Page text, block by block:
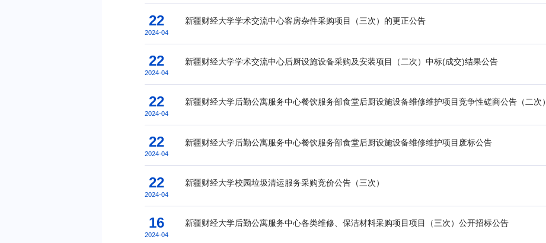
22
2024-04
新疆财经大学学术交流中心客房杂件采购项目（三次）的更正公告
22
2024-04
新疆财经大学学术交流中心后厨设施设备采购及安装项目（二次）中标(成交)结果公告
22
2024-04
新疆财经大学后勤公寓服务中心餐饮服务部食堂后厨设施设备维修维护项目竞争性磋商公告（二次）
22
2024-04
新疆财经大学后勤公寓服务中心餐饮服务部食堂后厨设施设备维修维护项目废标公告
22
2024-04
新疆财经大学校园垃圾清运服务采购竞价公告（三次）
16
2024-04
新疆财经大学后勤公寓服务中心各类维修、保洁材料采购项目项目（三次）公开招标公告